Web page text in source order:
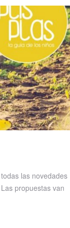
las novedades
propuestas van